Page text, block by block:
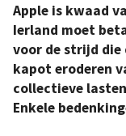
Apple is kwaad
Ierland moet
voor de strijd die
kapot eroderen
collectieve
Enkele